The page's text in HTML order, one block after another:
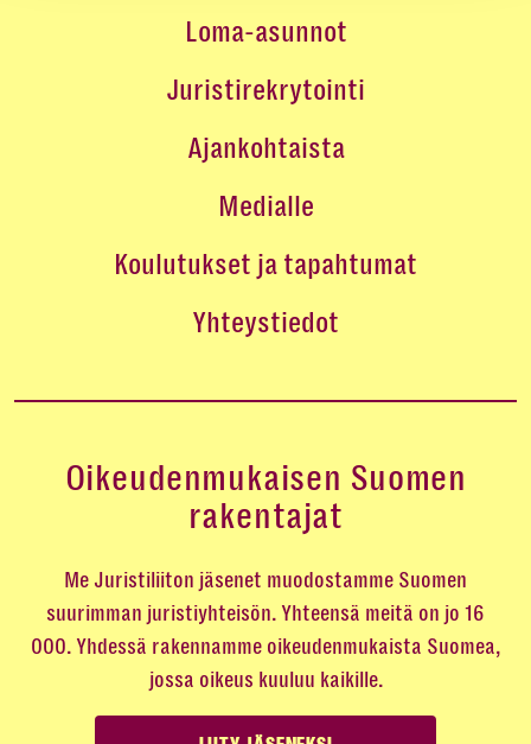
Loma-asunnot
Juristirekrytointi
Ajankohtaista
Medialle
Koulutukset ja tapahtumat
Yhteystiedot
Oikeudenmukaisen Suomen
rakentajat
Me Juristiliiton jäsenet muodostamme Suomen
suurimman juristiyhteisön. Yhteensä meitä on jo 16
000. Yhdessä rakennamme oikeudenmukaista Suomea,
jossa oikeus kuuluu kaikille.